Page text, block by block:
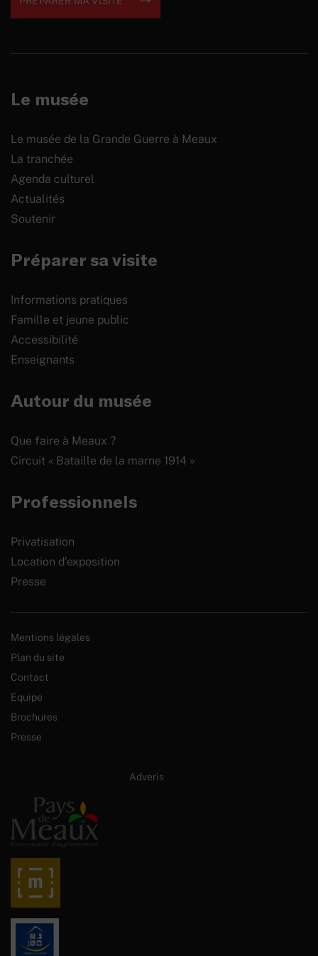
Le musée
Le musée de la Grande Guerre à Meaux
La tranchée
Agenda culturel
Actualités
Soutenir
Préparer sa visite
Informations pratiques
Famille et jeune public
Accessibilité
Enseignants
Autour du musée
Que faire à Meaux ?
Circuit « Bataille de la marne 1914 »
Professionnels
Privatisation
Location d’exposition
Presse
Mentions légales
Plan du site
Contact
Equipe
Brochures
Presse
Adveris